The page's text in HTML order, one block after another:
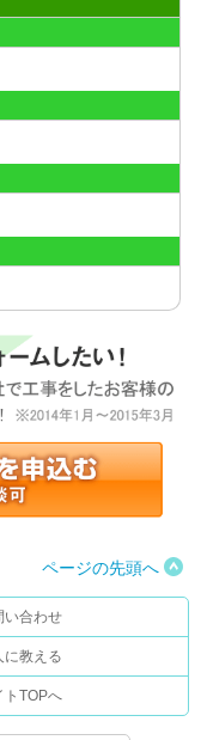
ページの先頭へ
い合わせ
に教える
トTOPへ